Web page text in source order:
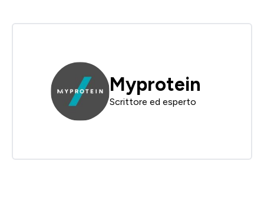
Myprotein
Scrittore ed esperto